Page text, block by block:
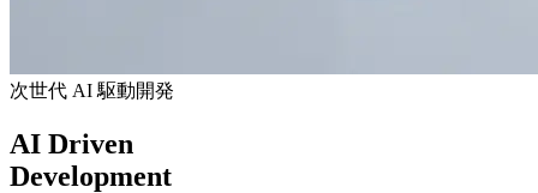
次世代 AI 駆動開発
AI Driven
Development